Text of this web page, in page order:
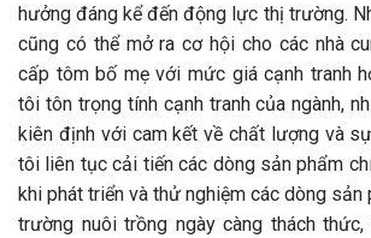
hưởng đáng kể đến động lực thị trường.
cũng có thể mở ra cơ hội cho các nhà
cấp tôm bố mẹ với mức giá cạnh tranh
tôi tôn trọng tính cạnh tranh của ngành,
kiên định với cam kết về chất lượng và
tôi liên tục cải tiến các dòng sản phẩm
khi phát triển và thử nghiệm các dòng sản
trường nuôi trồng ngày càng thách